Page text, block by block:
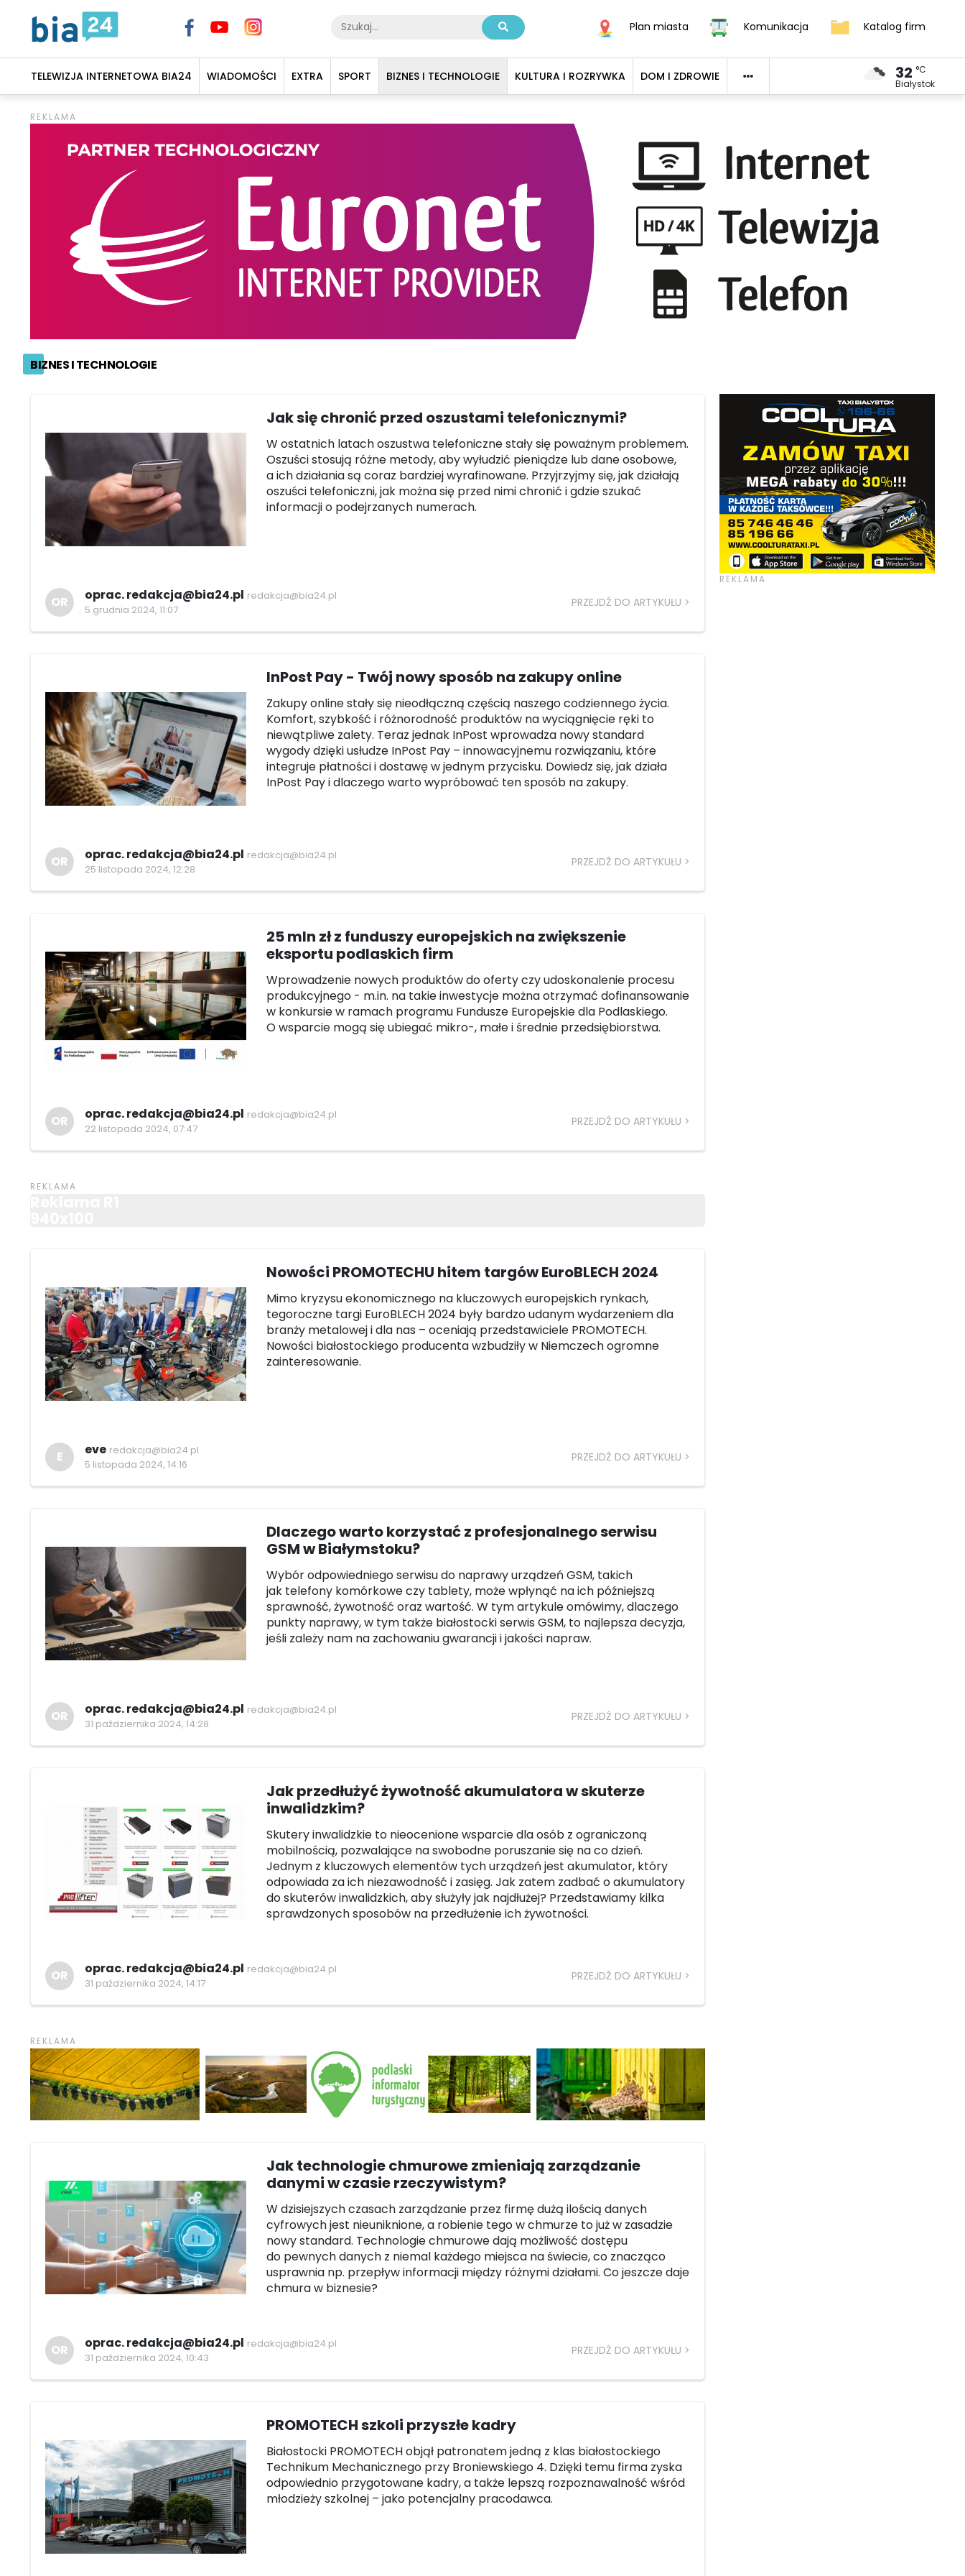
Plan miasta Komunikacja Katalog firm
TELEWIZJA INTERNETOWA BIA24 WIADOMOŚCI EXTRA SPORT BIZNES I TECHNOLOGIE KULTURA I ROZRYWKA DOM I ZDROWIE 32 °C
Białystok
BIZNES I TECHNOLOGIE
Jak się chronić przed oszustami telefonicznymi?
W ostatnich latach oszustwa telefoniczne stały się poważnym problemem.
Oszuści stosują różne metody, aby wyłudzić pieniądze lub dane osobowe,
a ich działania są coraz bardziej wyrafinowane. Przyjrzyjmy się, jak działają
oszuści telefoniczni, jak można się przed nimi chronić i gdzie szukać
informacji o podejrzanych numerach.
OR oprac. redakcja@bia24.pl redakcja@bia24.pl
5 grudnia 2024, 11:07
PRZEJDŹ DO ARTYKUŁU
InPost Pay - Twój nowy sposób na zakupy online
Zakupy online stały się nieodłączną częścią naszego codziennego życia.
Komfort, szybkość i różnorodność produktów na wyciągnięcie ręki to
niewątpliwe zalety. Teraz jednak InPost wprowadza nowy standard
wygody dzięki usłudze InPost Pay – innowacyjnemu rozwiązaniu, które
integruje płatności i dostawę w jednym przycisku. Dowiedz się, jak działa
InPost Pay i dlaczego warto wypróbować ten sposób na zakupy.
OR oprac. redakcja@bia24.pl redakcja@bia24.pl
25 listopada 2024, 12:28
PRZEJDŹ DO ARTYKUŁU
25 mln zł z funduszy europejskich na zwiększenie
eksportu podlaskich firm
Wprowadzenie nowych produktów do oferty czy udoskonalenie procesu
produkcyjnego - m.in. na takie inwestycje można otrzymać dofinansowanie
w konkursie w ramach programu Fundusze Europejskie dla Podlaskiego.
O wsparcie mogą się ubiegać mikro-, małe i średnie przedsiębiorstwa.
OR oprac. redakcja@bia24.pl redakcja@bia24.pl
22 listopada 2024, 07:47
PRZEJDŹ DO ARTYKUŁU
Nowości PROMOTECHU hitem targów EuroBLECH 2024
Mimo kryzysu ekonomicznego na kluczowych europejskich rynkach,
tegoroczne targi EuroBLECH 2024 były bardzo udanym wydarzeniem dla
branży metalowej i dla nas – oceniają przedstawiciele PROMOTECH.
Nowości białostockiego producenta wzbudziły w Niemczech ogromne
zainteresowanie.
E eve redakcja@bia24.pl
5 listopada 2024, 14:16
PRZEJDŹ DO ARTYKUŁU
Dlaczego warto korzystać z profesjonalnego serwisu
GSM w Białymstoku?
Wybór odpowiedniego serwisu do naprawy urządzeń GSM, takich
jak telefony komórkowe czy tablety, może wpłynąć na ich późniejszą
sprawność, żywotność oraz wartość. W tym artykule omówimy, dlaczego
punkty naprawy, w tym także białostocki serwis GSM, to najlepsza decyzja,
jeśli zależy nam na zachowaniu gwarancji i jakości napraw.
OR oprac. redakcja@bia24.pl redakcja@bia24.pl
31 października 2024, 14:28
PRZEJDŹ DO ARTYKUŁU
Jak przedłużyć żywotność akumulatora w skuterze
inwalidzkim?
Skutery inwalidzkie to nieocenione wsparcie dla osób z ograniczoną
mobilnością, pozwalające na swobodne poruszanie się na co dzień.
Jednym z kluczowych elementów tych urządzeń jest akumulator, który
odpowiada za ich niezawodność i zasięg. Jak zatem zadbać o akumulatory
do skuterów inwalidzkich, aby służyły jak najdłużej? Przedstawiamy kilka
sprawdzonych sposobów na przedłużenie ich żywotności.
OR oprac. redakcja@bia24.pl redakcja@bia24.pl
31 października 2024, 14:17
PRZEJDŹ DO ARTYKUŁU
Jak technologie chmurowe zmieniają zarządzanie
danymi w czasie rzeczywistym?
W dzisiejszych czasach zarządzanie przez firmę dużą ilością danych
cyfrowych jest nieuniknione, a robienie tego w chmurze to już w zasadzie
nowy standard. Technologie chmurowe dają możliwość dostępu
do pewnych danych z niemal każdego miejsca na świecie, co znacząco
usprawnia np. przepływ informacji między różnymi działami. Co jeszcze daje
chmura w biznesie?
OR oprac. redakcja@bia24.pl redakcja@bia24.pl
31 października 2024, 10:43
PRZEJDŹ DO ARTYKUŁU
PROMOTECH szkoli przyszłe kadry
Białostocki PROMOTECH objął patronatem jedną z klas białostockiego
Technikum Mechanicznego przy Broniewskiego 4. Dzięki temu firma zyska
odpowiednio przygotowane kadry, a także lepszą rozpoznawalność wśród
młodzieży szkolnej – jako potencjalny pracodawca.